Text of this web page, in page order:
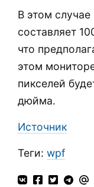
В этом случае
составляет
что
этом
пикселей
дюйма.
Источник
Теги: wpf